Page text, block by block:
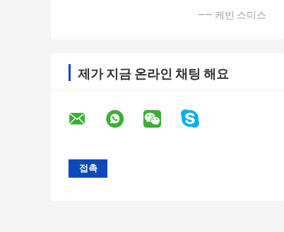
—— 케빈 스미스
제가 지금 온라인 채팅 해요